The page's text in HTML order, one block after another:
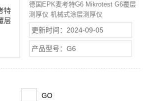
德国EPK麦考特G6 Mikrotest G6覆层
测厚仪 机械式涂层测厚仪
MIKROTEST覆层测厚仪、符合DIN、
ISO及ASTM标准。MIKROTEST*自动
操作，测量钢上所有非磁性涂层镀层厚
度（如漆、粉末涂层、塑料、锌、铜、
更新时间：2024-09-05
产品型号：G6